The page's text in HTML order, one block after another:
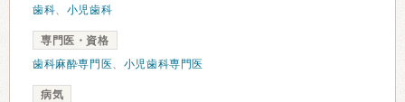
歯科、 小児歯科
専門医・資格
歯科麻酔専門医、 小児歯科専門医
病気